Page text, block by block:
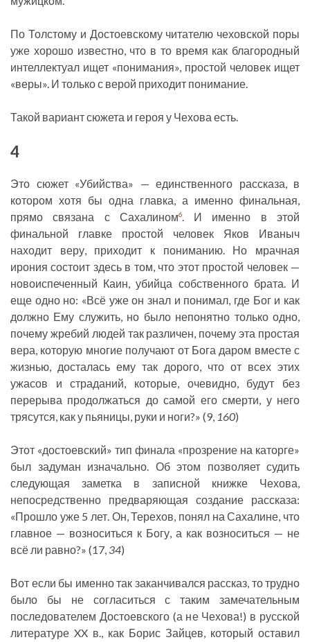
По Толстому и Достоевскому читателю чеховской поры
уже хорошо известно, что в то время как благородный
интеллектуал ищет «понимания», простой человек ищет
«веры». И только с верой приходит понимание.
Такой вариант сюжета и героя у Чехова есть.
4
Это сюжет «Убийства» — единственного рассказа, в
котором хотя бы одна главка, а именно финальная,
прямо связана с Сахалином6. И именно в этой
финальной главке простой человек Яков Иваныч
находит веру, приходит к пониманию. Но мрачная
ирония состоит здесь в том, что этот простой человек —
новоиспеченный Каин, убийца собственного брата. И
еще одно но: «Всё уже он знал и понимал, где Бог и как
должно Ему служить, но было непонятно только одно,
почему жребий людей так различен, почему эта простая
вера, которую многие получают от Бога даром вместе с
жизнью, досталась ему так дорого, что от всех этих
ужасов и страданий, которые, очевидно, будут без
перерыва продолжаться до самой его смерти, у него
трясутся, как у пьяницы, руки и ноги?» (9, 160)
Этот «достоевский» тип финала «прозрение на каторге»
был задуман изначально. Об этом позволяет судить
следующая заметка в записной книжке Чехова,
непосредственно предваряющая создание рассказа:
«Прошло уже 5 лет. Он, Терехов, понял на Сахалине, что
главное — возноситься к Богу, а как возноситься — не
всё ли равно?» (17, 34)
Вот если бы именно так заканчивался рассказ, то трудно
было бы не согласиться с таким замечательным
последователем Достоевского (а не Чехова!) в русской
литературе XX в., как Борис Зайцев, который оставил